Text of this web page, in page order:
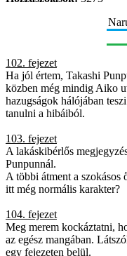
102. fejezet
Ha jól értem, Takashi
közben még mindig Aiko
hazugságok hálójában
tanulni a hibáiból.
103. fejezet
A lakáskibérlős
Punpunnál.
A többi átment a szokásos
itt még normális karakter?
104. fejezet
Meg merem kockáztatni,
az egész mangában.
egy fejezeten belül.